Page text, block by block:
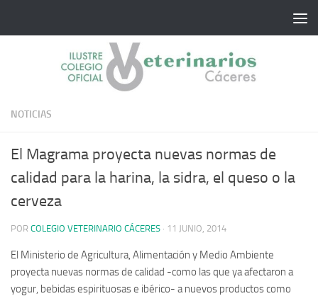
NOTICIAS
El Magrama proyecta nuevas normas de
calidad para la harina, la sidra, el queso o la
cerveza
POR COLEGIO VETERINARIO CÁCERES · 11 JUNIO, 2014
El Ministerio de Agricultura, Alimentación y Medio Ambiente
proyecta nuevas normas de calidad -como las que ya afectaron a
yogur, bebidas espirituosas e ibérico- a nuevos productos como